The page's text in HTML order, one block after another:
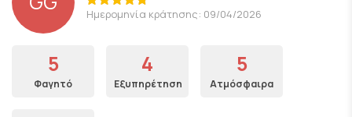
Ημερομηνία κράτησης: 09/04/2026
5
Φαγητό
4
Εξυπηρέτηση
5
Ατμόσφαιρα